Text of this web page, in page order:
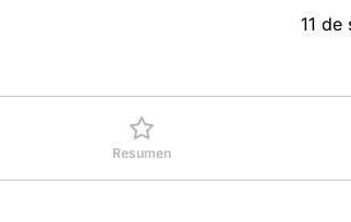
11
Resumen